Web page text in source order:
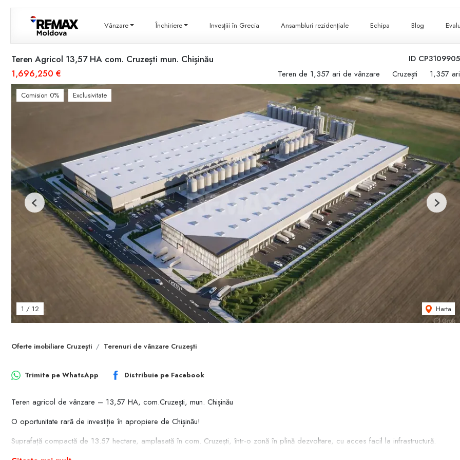
Vânzare Închiriere Invesțiii în Grecia Ansambluri rezidențiale Echipa Blog
ID CP3109905
Teren Agricol 13,57 HA com. Cruzești mun. Chișinău
1,696,250 €
Teren de 1,357 ari de vânzare Cruzești 1,357 ari
Comision 0% Exclusivitate
1 / 12 Harta
Previous Next
Oferte imobiliare Cruzești Terenuri de vânzare Cruzești
Trimite pe WhatsApp Distribuie pe Facebook
Teren agricol de vânzare – 13,57 HA, com.Cruzești, mun. Chișinău
O oportunitate rară de investiție în apropiere de Chișinău!
Suprafață compactă de 13.57 hectare, amplasată în com. Cruzești, într-o zonă în plină dezvoltare, cu acces facil la infrastructură.